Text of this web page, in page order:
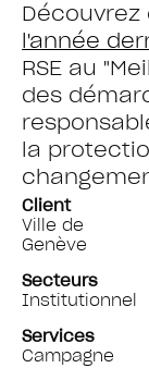
Découvrez
l'année
RSE au
des
la
Client
Ville de
Genève
Secteurs
Institutionnel
Services
Campagne